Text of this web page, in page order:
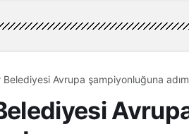
Belediyesi Avrupa şampiyonluğuna adım